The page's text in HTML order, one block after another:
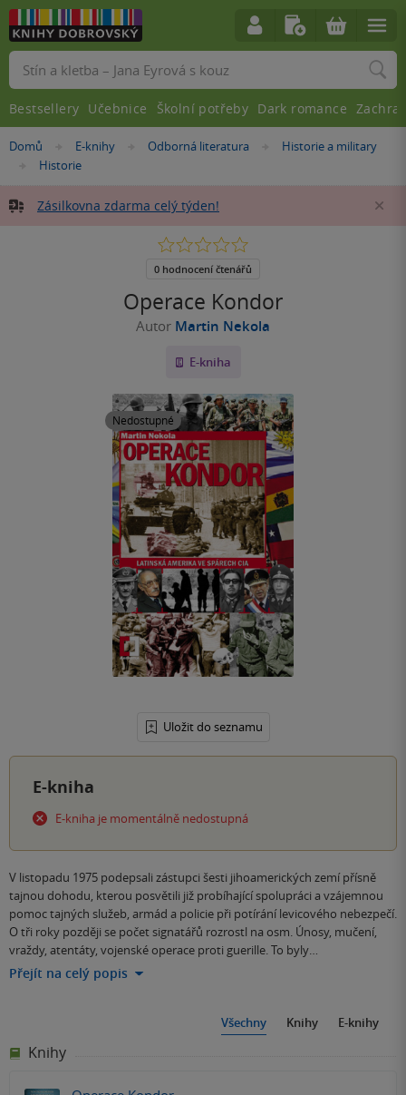
Nacházíte
Domů »E-knihy »
Odborná literatura »Historie a military
»Historie
Zásilkovna zdarma celý týden!
Operace Kondor
Autor Martin Nekola
E-kniha
Nedostupné
Uložit do seznamu
0.0
5
0 hodnocení čtenářů
E-kniha
E-kniha je momentálně nedostupná
V listopadu 1975 podepsali zástupci šesti jihoamerických zemí přísně
tajnou dohodu, kterou posvětili již probíhající spolupráci a vzájemnou
pomoc tajných služeb, armád a policie při potírání levicového nebezpečí.
O tři roky později se počet signatářů rozrostl na osm. Únosy, mučení,
vraždy, atentáty, vojenské operace proti guerille. To byly…
Přejít na celý popis
Všechny Knihy E-knihy
Knihy
Vyhledávání
Bestsellery Učebnice Školní potřeby Dark romance